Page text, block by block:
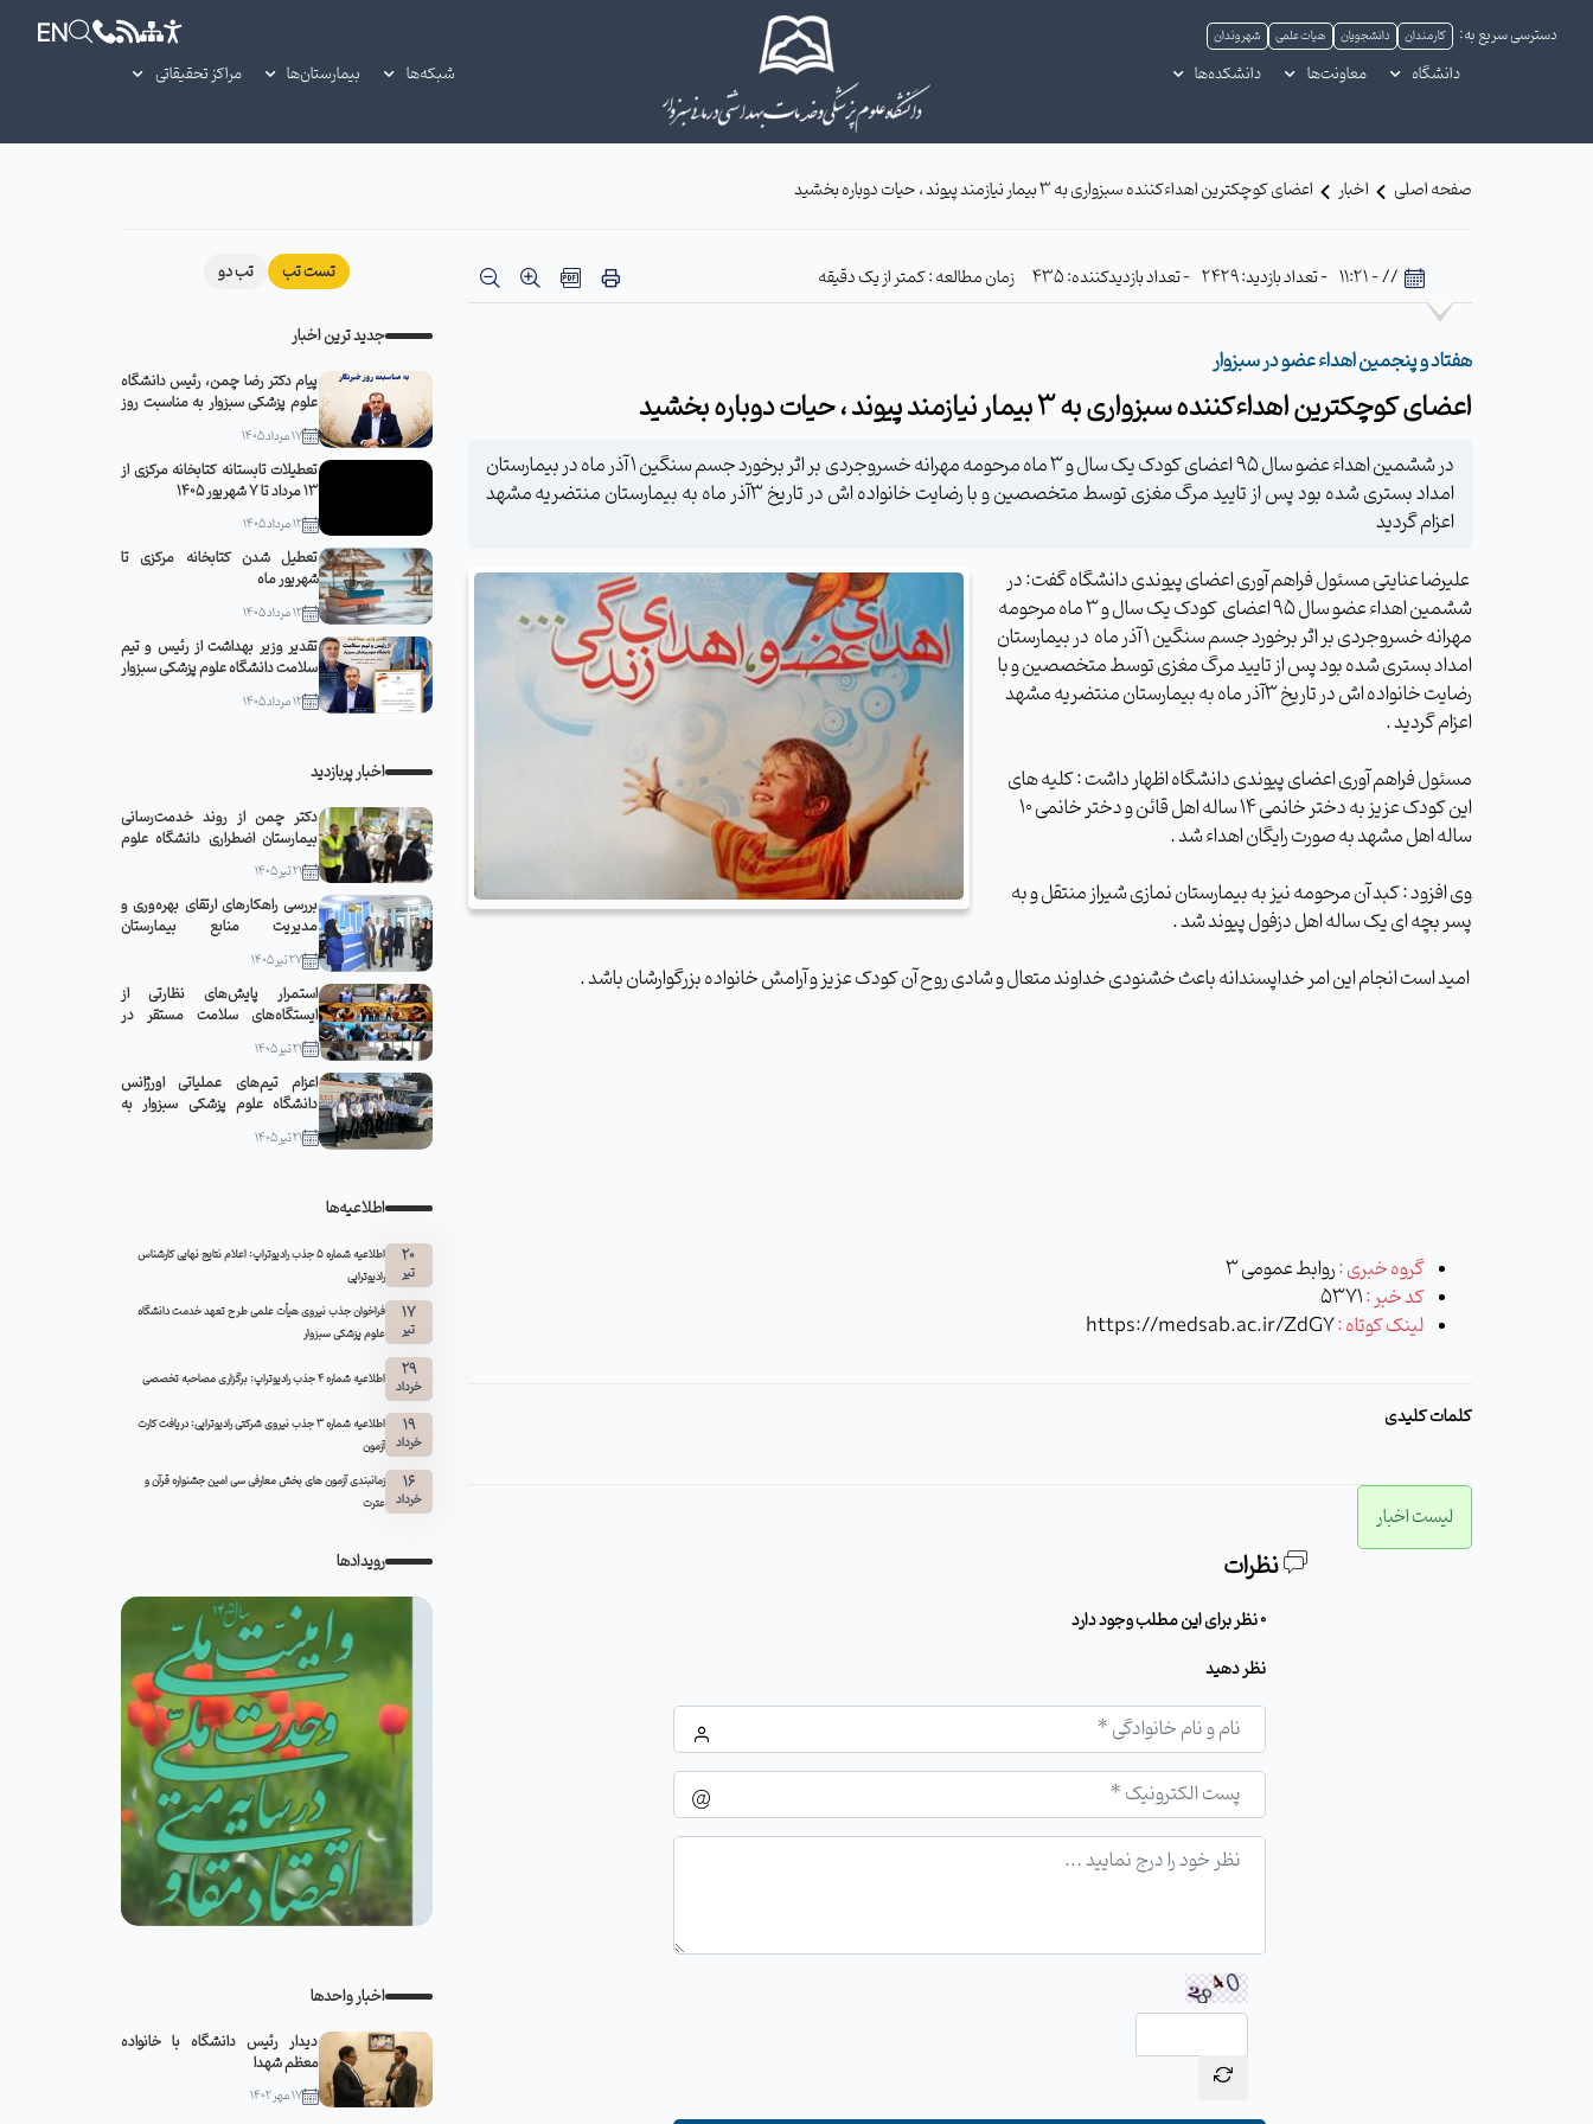
دسترسی سریع به: کارمندان دانشجویان هیات علمی شهروندان EN
دانشگاه معاونت‌ها دانشکده‌ها شبکه‌ها بیمارستان‌ها مراکز تحقیقاتی
صفحه اصلی اخبار اعضای کوچکترین اهداءکننده سبزواری به 3 بیمار نیازمند پیوند ، حیات دوباره بخشید
// - 11:21 - تعداد بازدید: 2429 - تعداد بازدیدکننده: 435 زمان مطالعه : کمتر از یک دقیقه
هفتاد و پنجمین اهداء عضو در سبزوار
اعضای کوچکترین اهداءکننده سبزواری به 3 بیمار نیازمند پیوند ، حیات دوباره بخشید
در ششمین اهداء عضو سال 95 اعضای کودک یک سال و 3 ماه مرحومه مهرانه خسروجردی بر اثر برخورد جسم سنگین 1 آذر ماه در بیمارستان
امداد بستری شده بود پس از تایید مرگ مغزی توسط متخصصین و با رضایت خانواده اش در تاریخ 3آذر ماه به بیمارستان منتضریه مشهد
اعزام گردید
علیرضا عنایتی مسئول فراهم آوری اعضای پیوندی دانشگاه گفت: در
ششمین اهداء عضو سال 95 اعضای
کودک
یک سال و 3 ماه مرحومه
مهرانه خسروجردی بر اثر برخورد جسم سنگین 1 آذر ماه
در بیمارستان
امداد بستری شده بود پس از تایید مرگ مغزی توسط متخصصین و با
رضایت خانواده اش در تاریخ 3آذر ماه به بیمارستان منتضریه مشهد
اعزام گردید.
مسئول فراهم آوری اعضای پیوندی دانشگاه اظهار داشت : کلیه های
این کودکعزیز
به دختر خانمی 14 ساله اهل قائن و دختر خانمی 10
ساله اهل مشهد به صورت رایگان اهداء شد.
وی افزود : کبد آن مرحومه نیز به بیمارستان نمازی شیراز منتقل و به
پسر بچه ای یک ساله اهل دزفول پیوند شد .
امید است انجام این امر خداپسندانه باعث خشنودی خداوند متعال و شادی روح آن کودک عزیز و آرامش خانواده بزرگوارشان باشد.
گروه خبری :روابط عمومی 3
کد خبر :5371
لینک کوتاه :https://medsab.ac.ir/ZdG7
کلمات کلیدی
لیست اخبار
نظرات
0 نظر برای این مطلب وجود دارد
نظر دهید
تست تب تب دو
جدید ترین اخبار
پیام دکتر رضا چمن، رئیس دانشگاه
علوم پزشکی سبزوار به مناسبت روز
خبرنگار
17 مرداد 1405
تعطیلات تابستانه کتابخانه مرکزی از
13 مرداد تا 7 شهریور 1405
12 مرداد 1405
تعطیل شدن کتابخانه مرکزی تا
شهریور ماه
12 مرداد 1405
تقدیر وزیر بهداشت از رئیس و تیم
سلامت دانشگاه علوم پزشکی سبزوار
12 مرداد 1405
اخبار پربازدید
دکتر چمن از روند خدمت‌رسانی
بیمارستان اضطراری دانشگاه علوم
پزشکی سبزوار در مشهد مقدس
بازدید کرد
21 تیر 1405
بررسی راهکارهای ارتقای بهره‌وری و
مدیریت منابع بیمارستان
قمربنی‌هاشم(ع) جوین با حضور
رئیس دانشگاه
27 تیر 1405
استمرار پایش‌های نظارتی از
ایستگاه‌های سلامت مستقر در
مواکب سبزوار
21 تیر 1405
اعزام تیم‌های عملیاتی اورژانس
دانشگاه علوم پزشکی سبزوار به
مشهد مقدس
21 تیر 1405
اطلاعیه‌ها
20
تیر
اطلاعیه شماره 5 جذب رادیوتراپ: اعلام نتایج نهایی کارشناس
رادیوتراپی
17
تیر
فراخوان جذب نیروی هیأت علمی طرح تعهد خدمت دانشگاه
علوم پزشکی سبزوار
29
خرداد اطلاعیه شماره ۴ جذب رادیوتراپ: برگزاری مصاحبه تخصصی
19
خرداد
اطلاعیه شماره 3 جذب نیروی شرکتی رادیوتراپی: دریافت کارت
آزمون
16
خرداد
زمانبندی آزمون های بخش معارفی سی امین جشنواره قرآن و
عترت
رویدادها
اخبار واحدها
دیدار رئیس دانشگاه با خانواده
معظم شهدا
۱۷ مهر ۱۴۰۲